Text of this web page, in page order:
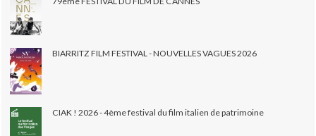
BIARRITZ FILM FESTIVAL - NOUVELLES VAGUES 2026
CIAK ! 2026 - 4ème festival du film italien de patrimoine